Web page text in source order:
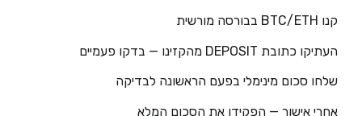
קנו BTC/ETH בבורסה מורשית
העתיקו כתובת DEPOSIT מהקזינו — בדקו פעמיים
שלחו סכום מינימלי בפעם הראשונה לבדיקה
אחרי אישור — הפקידו את הסכום המלא